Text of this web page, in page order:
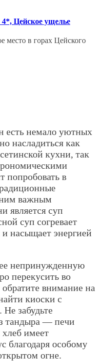
4*, Цейское ущелье
место в горах Цейского
есть немало уютных
насладиться как
кухни, так
попробовать в
важным
является суп
суп согревает
насыщает энергией
непринужденную
перекусить во
внимание на
киоски с
забудьте
тандыра — печи
имеет
благодаря особому
огне.